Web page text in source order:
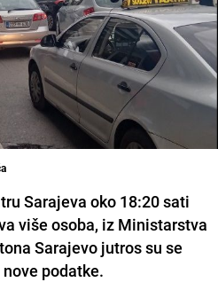
Sarajeva oko 18:20 sati
više osoba, iz Ministarstva
Sarajevo jutros su se
podatke.